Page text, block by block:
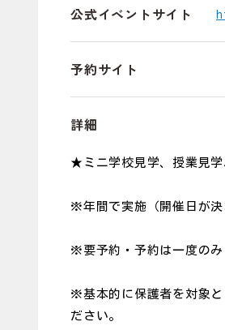
公式イベントサイト
予約サイト
詳細
★ミニ学校見学、授業見
※年間で実施（開催日が決
※要予約・予約は一度の
※基本的に保護者を対象と
ださい。